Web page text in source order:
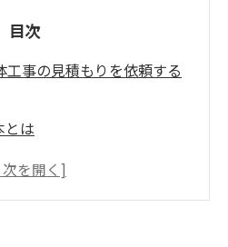
目次
工事の見積もりを依頼する
とは
建築規制を理解する